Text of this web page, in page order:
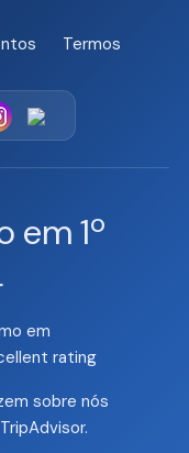
Termos
em 1º
em
sobre nós
.